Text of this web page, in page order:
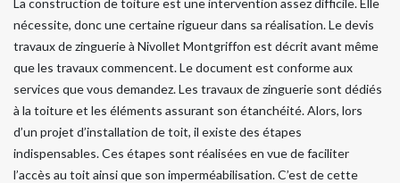
La construction de toiture est une intervention assez difficile. Elle
nécessite, donc une certaine rigueur dans sa réalisation. Le devis
travaux de zinguerie à Nivollet Montgriffon est décrit avant même
que les travaux commencent. Le document est conforme aux
services que vous demandez. Les travaux de zinguerie sont dédiés
à la toiture et les éléments assurant son étanchéité. Alors, lors
d’un projet d’installation de toit, il existe des étapes
indispensables. Ces étapes sont réalisées en vue de faciliter
l’accès au toit ainsi que son imperméabilisation. C’est de cette